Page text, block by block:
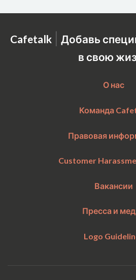
Cafetalk | Добавь
в свою
О нас
Команда
Правовая
Customer
Вакансии
Пресса и
Logo